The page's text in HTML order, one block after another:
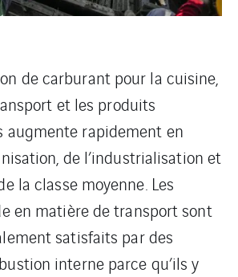
de carburant pour la cuisine,
et les produits
augmente rapidement en
de l’industrialisation et
la classe moyenne. Les
en matière de transport sont
satisfaits par des
interne parce qu’ils y